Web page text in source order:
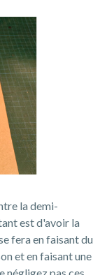
la demi-
est d'avoir la
fera en faisant du
et en faisant une